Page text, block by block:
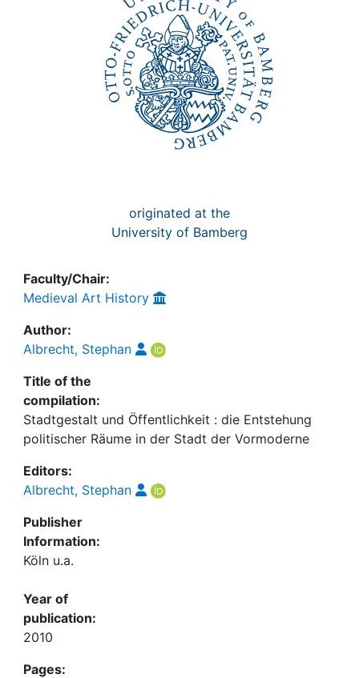
originated at the
University of Bamberg
Faculty/Chair:
Medieval Art History
Author:
Albrecht, Stephan
Title of the
compilation:
Stadtgestalt und Öffentlichkeit : die Entstehung
politischer Räume in der Stadt der Vormoderne
Editors:
Albrecht, Stephan
Publisher
Information:
Köln u.a.
Year of
publication:
2010
Pages: